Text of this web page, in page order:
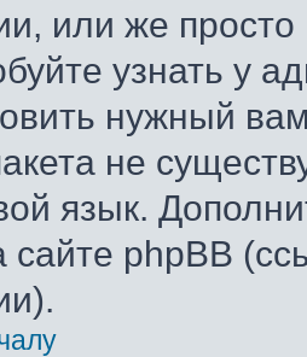
или же
узнать у
нужный
не
язык.
сайте phpBB